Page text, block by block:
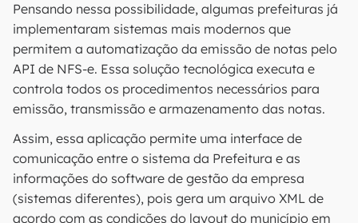
Pensando nessa possibilidade, algumas prefeituras já
implementaram sistemas mais modernos que
permitem a automatização da emissão de notas pelo
API de NFS-e. Essa solução tecnológica executa e
controla todos os procedimentos necessários para
emissão, transmissão e armazenamento das notas.
Assim, essa aplicação permite uma interface de
comunicação entre o sistema da Prefeitura e as
informações do software de gestão da empresa
(sistemas diferentes), pois gera um arquivo XML de
acordo com as condições do layout do município em